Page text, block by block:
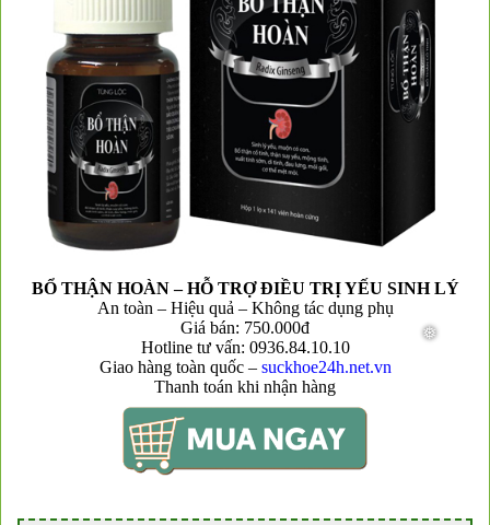
BỔ THẬN HOÀN – HỖ TRỢ ĐIỀU TRỊ YẾU SINH LÝ
An toàn – Hiệu quả – Không tác dụng phụ
Giá bán: 750.000đ
Hotline tư vấn: 0936.84.10.10
Giao hàng toàn quốc – suckhoe24h.net.vn
Thanh toán khi nhận hàng